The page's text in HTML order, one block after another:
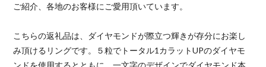
ご紹介、各地のお客様にご愛用頂いています。
こちらの返礼品は、ダイヤモンドが際立つ輝きが存分にお楽し
み頂けるリングです。５粒でトータル1カラットUPのダイヤモ
ンドを使用するとともに、一文字のデザインでダイヤモンド本